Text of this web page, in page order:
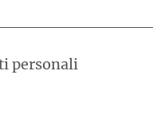
personali